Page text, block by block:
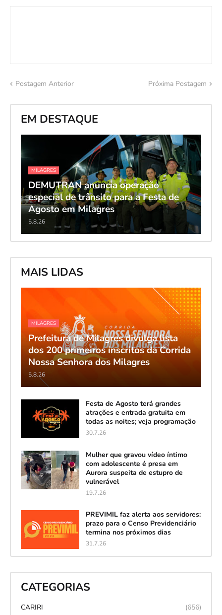
Postagem Anterior Próxima Postagem
EM DESTAQUE
MILAGRES
DEMUTRAN anuncia operação
especial de trânsito para a Festa de
Agosto em Milagres
5.8.26
MAIS LIDAS
MILAGRES
Prefeitura de Milagres divulga lista
dos 200 primeiros inscritos da Corrida
Nossa Senhora dos Milagres
5.8.26
Festa de Agosto terá grandes
atrações e entrada gratuita em
todas as noites; veja programação
30.7.26
Mulher que gravou vídeo íntimo
com adolescente é presa em
Aurora suspeita de estupro de
vulnerável
19.7.26
PREVIMIL faz alerta aos servidores:
prazo para o Censo Previdenciário
termina nos próximos dias
31.7.26
CATEGORIAS
CARIRI
(656)